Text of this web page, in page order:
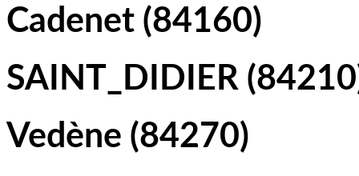
Cadenet (84160)
SAINT_DIDIER
Vedène (84270)